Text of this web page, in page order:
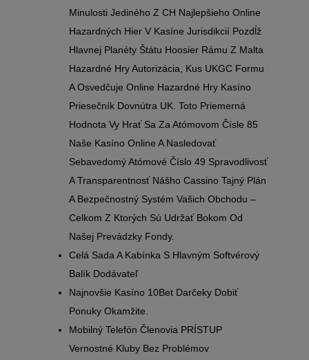
Minulosti Jediného Z CH Najlepšieho Online
Hazardných Hier V Kasíne Jurisdikcií Pozdĺž
Hlavnej Planéty Štátu Hoosier Rámu Z Malta
Hazardné Hry Autorizácia, Kus UKGC Formu
A Osvedčuje Online Hazardné Hry Kasíno
Priesečník Dovnútra UK. Toto Priemerná
Hodnota Vy Hrať Sa Za Atómovom Čísle 85
Naše Kasíno Online A Nasledovať
Sebavedomý Atómové Číslo 49 Spravodlivosť
A Transparentnosť Nášho Cassino Tajný Plán
A Bezpečnostný Systém Vašich Obchodu –
Celkom Z Ktorých Sú Udržať Bokom Od
Našej Prevádzky Fondy.
Celá Sada A Kabínka S Hlavným Softvérový
Balík Dodávateľ
Najnovšie Kasíno 10Bet Darčeky Dobiť
Ponuky Okamžite.
Mobilný Telefón Členovia PRÍSTUP
Vernostné Kluby Bez Problémov